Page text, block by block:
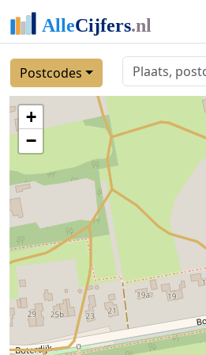
Postcodes
+
−